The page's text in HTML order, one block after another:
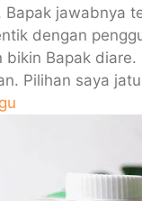
jawabnya
dengan
Bapak
Pilihan saya